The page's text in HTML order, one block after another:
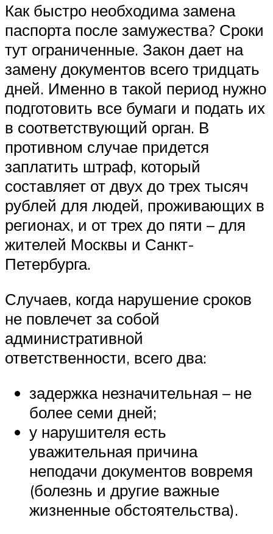
Как быстро необходима замена
паспорта после замужества? Сроки
тут ограниченные. Закон дает на
замену документов всего тридцать
дней. Именно в такой период нужно
подготовить все бумаги и подать их
в соответствующий орган. В
противном случае придется
заплатить штраф, который
составляет от двух до трех тысяч
рублей для людей, проживающих в
регионах, и от трех до пяти – для
жителей Москвы и Санкт-
Петербурга.
Случаев, когда нарушение сроков
не повлечет за собой
административной
ответственности, всего два:
задержка незначительная – не
более семи дней;
у нарушителя есть
уважительная причина
неподачи документов вовремя
(болезнь и другие важные
жизненные обстоятельства).